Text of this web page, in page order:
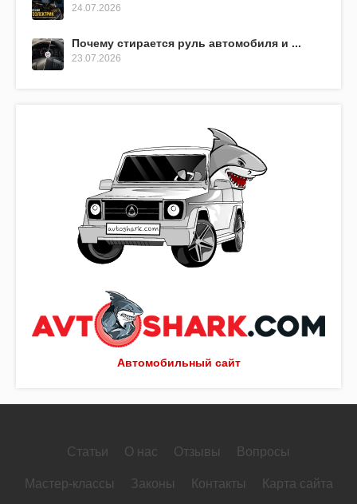
Автомобильный сайт
24.07.2026
Почему стирается руль автомобиля и ...
23.07.2026
Статьи О нас Отзывы Вопросы
Мастер-классы Законы Контакты Карта сайта